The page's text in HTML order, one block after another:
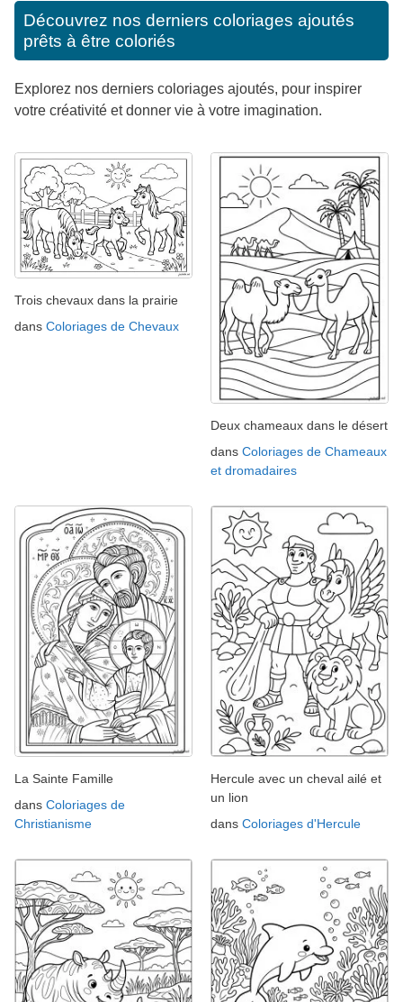
Découvrez nos derniers coloriages ajoutés
prêts à être coloriés
Explorez nos derniers coloriages ajoutés, pour inspirer
votre créativité et donner vie à votre imagination.
Trois chevaux dans la prairie
dans Coloriages de Chevaux
Deux chameaux dans le désert
dans Coloriages de Chameaux
et dromadaires
La Sainte Famille
dans Coloriages de
Christianisme
Hercule avec un cheval ailé et
un lion
dans Coloriages d'Hercule